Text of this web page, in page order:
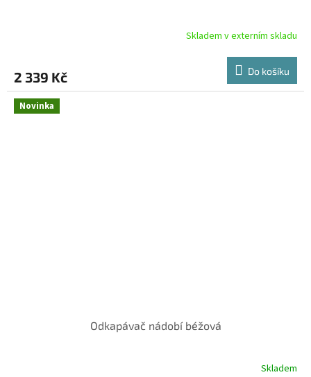
R
M
A
Skladem v externím skladu
2 339 Kč Do košíku
Novinka
Odkapávač nádobí béžová
Skladem